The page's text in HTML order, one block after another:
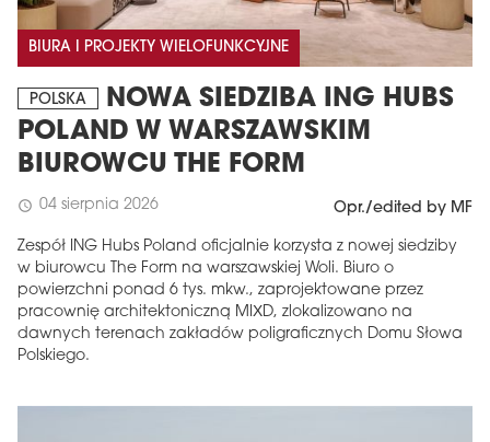
BIURA I PROJEKTY WIELOFUNKCYJNE
POLSKA
NOWA SIEDZIBA ING HUBS
POLAND W WARSZAWSKIM
BIUROWCU THE FORM
schedule 04 sierpnia 2026 Opr./edited by MF
Zespół ING Hubs Poland oficjalnie korzysta z nowej siedziby
w biurowcu The Form na warszawskiej Woli. Biuro o
powierzchni ponad 6 tys. mkw., zaprojektowane przez
pracownię architektoniczną MIXD, zlokalizowano na
dawnych terenach zakładów poligraficznych Domu Słowa
Polskiego.